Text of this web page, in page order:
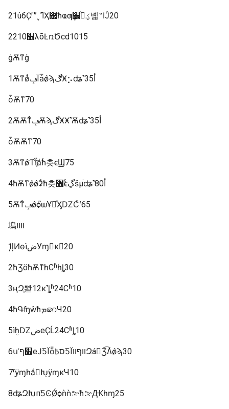
21ûбҪʳˮ˯ߣҲ޷ħҩƣؼߣͨ׾ܷ볣˵Ĳͬ20
2210׾λõĿռԾcd1015
ġѪͳģ
1ѪͳǿͨݡΪǡǿϡڰӾ⡢ʥ˺أ35
ȱѪͳ70
2ѪѪͳͨͨݡѪϡڰӾӾ˺Ѫʥ˺أ35
ȱѪѪͳ70
3ѪͳǿƬΪ֪ͨͨǻۡͨħ츳ϵϢ75
4ħѪͳǿǿʡͨħ츳޾ϵͨڲšµֿʥ˺أ80
5Ѫͳͨݡǿѻ֮ѡҰ桢ͨӼǱСͨʻ65
塢װװ
1̩̹ļͶɵìضУɱ񵲣к󷵻20
2ħ­ƷöħѪͳһСʱһȴ30
3ңԶְ뽣12κ˺ȴʱ24Сʱ10
4ħԳʩŵħܡ෨Ч20
5ìܴһǱضеҪĹ24Сʱȴ10
6սʿ׿ףеͿƼΪȫס߿ƼΪװףװԶá񱩡Ʒߡ͡ǿϡ30
7ʳֽÿɱһǻԽ̣ÿɱкЧ10
8ʥԶԽпƼϾǾѻǹǹࡢħࡢԪһɱ25